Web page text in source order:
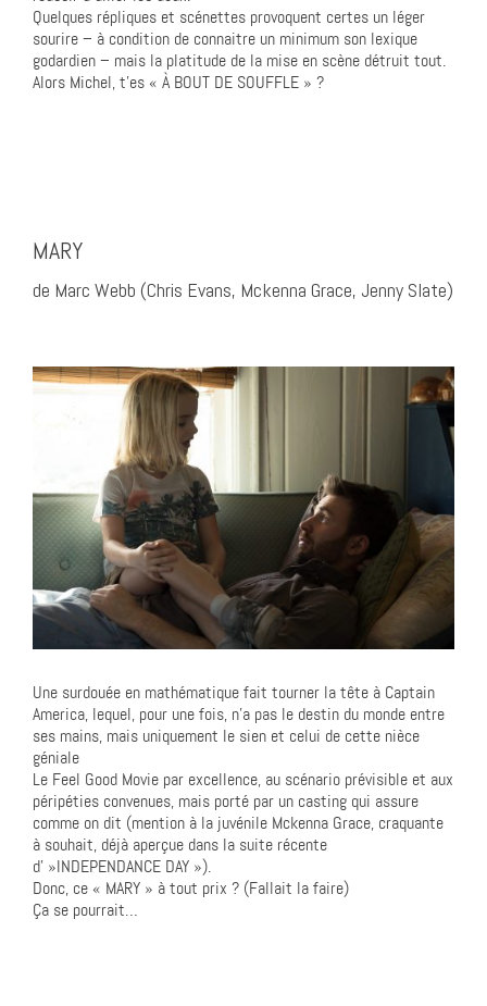
Quelques répliques et scénettes provoquent certes un léger
sourire – à condition de connaitre un minimum son lexique
godardien – mais la platitude de la mise en scène détruit tout.
Alors Michel, t’es « À BOUT DE SOUFFLE » ?
MARY
de Marc Webb (Chris Evans, Mckenna Grace, Jenny Slate)
Une surdouée en mathématique fait tourner la tête à Captain
America, lequel, pour une fois, n’a pas le destin du monde entre
ses mains, mais uniquement le sien et celui de cette nièce
géniale
Le Feel Good Movie par excellence, au scénario prévisible et aux
péripéties convenues, mais porté par un casting qui assure
comme on dit (mention à la juvénile Mckenna Grace, craquante
à souhait, déjà aperçue dans la suite récente
d' »INDEPENDANCE DAY »).
Donc, ce « MARY » à tout prix ? (Fallait la faire)
Ça se pourrait…